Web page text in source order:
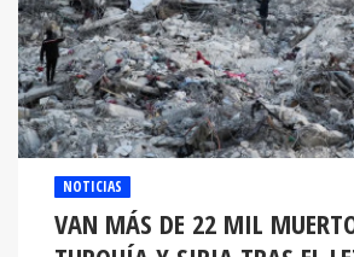
NOTICIAS
VAN MÁS DE 22 MIL